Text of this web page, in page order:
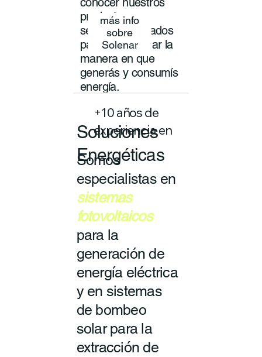
productos y
servicios pensados
para transformar la
manera en que
generás y consumís
energía.
más info
sobre
Solenar
Soluciones
Energéticas
+10 años de
experiencia en
Somos
especialistas en
sistemas
fotovoltaicos
para la
generación de
energía eléctrica
y en sistemas
de bombeo
solar para la
extracción de